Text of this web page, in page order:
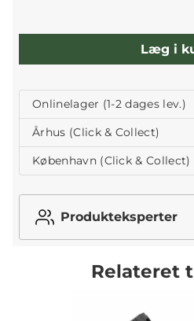
Læg i
Onlinelager (1-2 dages lev.)
Århus (Click & Collect)
København (Click & Collect)
Produkteksperter
Relateret